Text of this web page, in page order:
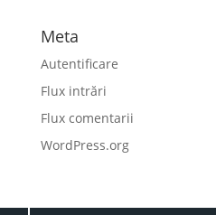
Meta
Autentificare
Flux intrări
Flux comentarii
WordPress.org